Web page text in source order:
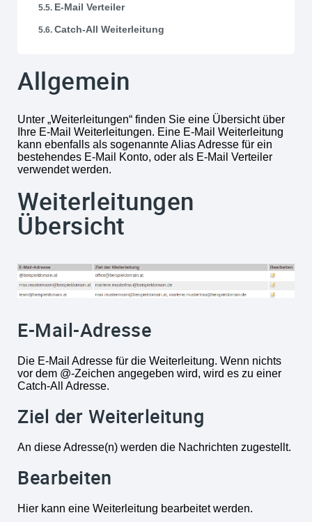
E-Mail Verteiler
Catch-All Weiterleitung
Allgemein
Unter „Weiterleitungen“ finden Sie eine Übersicht über
Ihre E-Mail Weiterleitungen. Eine E-Mail Weiterleitung
kann ebenfalls als sogenannte Alias Adresse für ein
bestehendes E-Mail Konto, oder als E-Mail Verteiler
verwendet werden.
Weiterleitungen
Übersicht
E-Mail-Adresse
Die E-Mail Adresse für die Weiterleitung. Wenn nichts
vor dem @-Zeichen angegeben wird, wird es zu einer
Catch-All Adresse.
Ziel der Weiterleitung
An diese Adresse(n) werden die Nachrichten zugestellt.
Bearbeiten
Hier kann eine Weiterleitung bearbeitet werden.